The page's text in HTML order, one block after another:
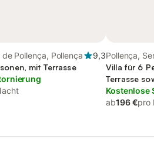
Pollença, Pollença
9,3
mit Terrasse
Pollença,
Villa für 6
Terrasse
Kostenlose
ab196 €pro